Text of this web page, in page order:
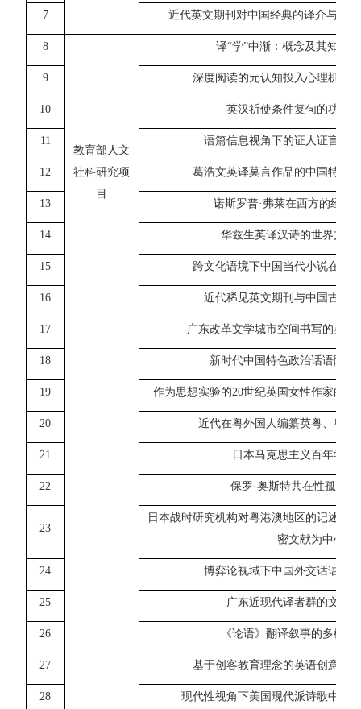
7 近代英文期刊对中国经典的译介与传
8
教育部人文
社科研究项
目
译“学”中渐：概念及其知识
9 深度阅读的元认知投入心理机制
10 英汉祈使条件复句的功能
11 语篇信息视角下的证人证言可
12 葛浩文英译莫言作品的中国特色
13 诺斯罗普· 弗莱在西方的经典
14 华兹生英译汉诗的世界文学
15 跨文化语境下中国当代小说在日
16 近代稀见英文期刊与中国古典
17 广东改革文学城市空间书写的英语
18 新时代中国特色政治话语隐喻
19 作为思想实验的20世纪英国女性作家的
20 近代在粤外国人编纂英粤、粤英
21 日本马克思主义百年学术
22 保罗·奥斯特共在性孤独
23
日本战时研究机构对粤港澳地区的记述及
密文献为中心
24 博弈论视域下中国外交话语翻
25 广东近现代译者群的文化
26 《论语》翻译叙事的多模态
27 基于创客教育理念的英语创意写
28 现代性视角下美国现代派诗歌中的